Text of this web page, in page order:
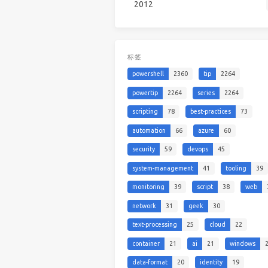
2012
标签
powershell 2360 tip 2264
powertip 2264 series 2264
scripting 78 best-practices 73
automation 66 azure 60
security 59 devops 45
system-management 41 tooling 39
monitoring 39 script 38 web
network 31 geek 30
text-processing 25 cloud 22
container 21 ai 21 windows
data-format 20 identity 19